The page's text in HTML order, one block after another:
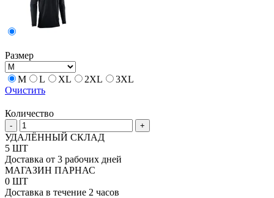
Размер
M L XL 2XL
3XL
Очистить
Количество
-
Количество
товара
Джерси
Leatt
4.5
WindBlock
V23
+
УДАЛЁННЫЙ СКЛАД
5 ШТ
Доставка от 3 рабочих дней
МАГАЗИН ПАРНАС
0 ШТ
Доставка в течение 2 часов